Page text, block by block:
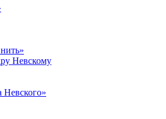
Невскому
Невского»